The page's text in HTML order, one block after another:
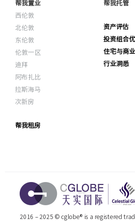
帮我置业
西伦敦
北伦敦
东伦敦
伦敦一区
迪拜
阿布扎比
拉斯海马
次新房
帮我租房
帮我托管
资产评估
投资组合
住宅与商
行业洞悉
2016 – 2025 © cglobe® is a registered